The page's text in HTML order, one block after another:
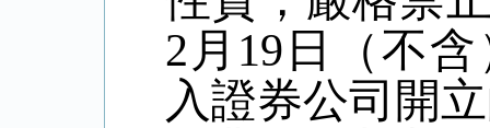
2 月 19 日（不
入證券公司開